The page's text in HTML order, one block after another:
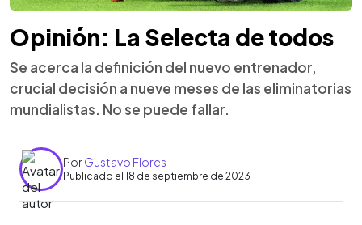
Opinión: La Selecta de todos
Se acerca la definición del nuevo entrenador,
crucial decisión a nueve meses de las eliminatorias
mundialistas. No se puede fallar.
PorGustavo Flores
Publicado el 18 de septiembre de 2023